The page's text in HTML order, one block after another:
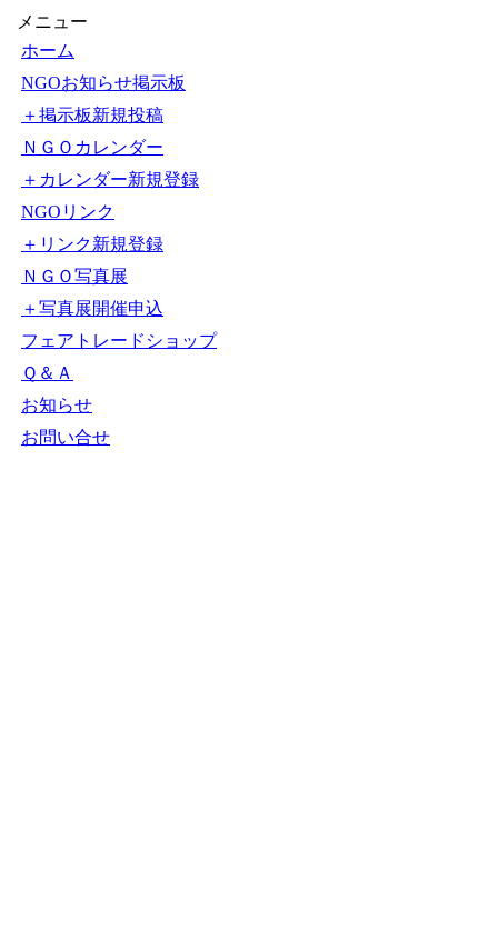
くらぶ
ホーム
NGOお知らせ掲示板
＋掲示板新規投稿
ＮＧＯカレンダー
＋カレンダー新規登録
NGOリンク
＋リンク新規登録
ＮＧＯ写真展
＋写真展開催申込